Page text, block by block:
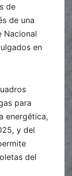
de
de una
Nacional
en
para
energética,
y del
del